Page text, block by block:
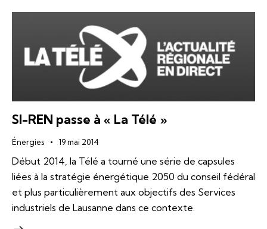
SI-REN passe à « La Télé »
Énergies 19 mai 2014
Début 2014, la Télé a tourné une série de capsules
liées à la stratégie énergétique 2050 du conseil fédéral
et plus particulièrement aux objectifs des Services
industriels de Lausanne dans ce contexte.